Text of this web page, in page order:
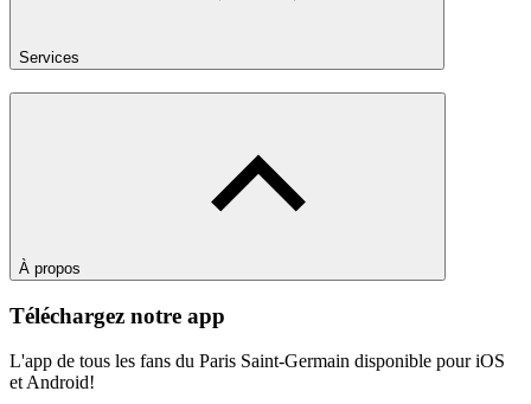
Services
À propos
Téléchargez notre app
L'app de tous les fans du Paris Saint-Germain disponible pour iOS
et Android!